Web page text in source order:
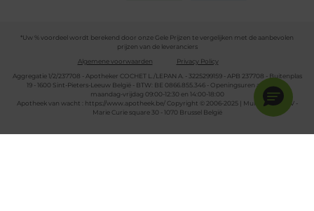
*Uw % voordeel wordt berekend door onze Gele Prijzen te vergelijken met de aanbevolen
prijzen van de leveranciers
Algemene voorwaarden
Privacy Policy
Aggregatie 1/2/237708 - Apotheker COCHET L./LEPAN A. - 3225299159 - APB 237708 - Buitenplas
19 - 1600 Sint-Pieters-Leeuw België - BTW: BE 0866.855.346 - Openingsuren apotheek:
maandag-vrijdag 09:00-12:30 en 14:00-18:00
Apotheek van wacht :
https://www.apotheek.be/Copyright © 2006-2025 | Multipharma CV -
Marie Curie square 30 - 1070 Brussel België